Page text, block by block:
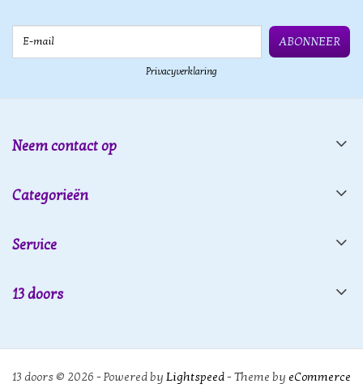
ABONNEER
Privacyverklaring
Neem contact op
Categorieën
Service
13 doors
13 doors © 2026 - Powered by Lightspeed- Theme by eCommerce